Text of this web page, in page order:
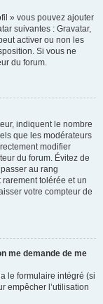
» vous pouvez ajouter
suivantes : Gravatar,
activer ou non les
Si vous ne
du forum.
indiquent le nombre
que les modérateurs
modifier
du forum. Évitez de
au rang
tolérée et un
votre compteur de
me demande de me
le formulaire intégré (si
empêcher l’utilisation